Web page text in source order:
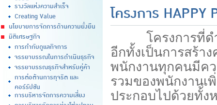
รางวัลแห่งความสำเร็จ
Creating Value
นโยบายการจัดการด้านความยั่งยืน
มิติเศรษฐกิจ
การกำกับดูแลกิจการ
จรรยาบรรณในการดำเนินธุรกิจ
จรรยาบรรณธุรกิจสำหรับคู่ค้า
การต่อต้านการทุจริต และ
คอร์รัปชัน
การบริหารจัดการความเสี่ยง
โครงการ HAPPY
โครงการที่ดำเ
อีกทั้งเป็นการสร้า
พนักงานทุกคนมีค
รวมของพนักงา
ประกอบไปด้วยทั้ง